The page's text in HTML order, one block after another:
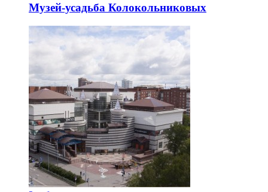
Музей-усадьба Колокольниковых